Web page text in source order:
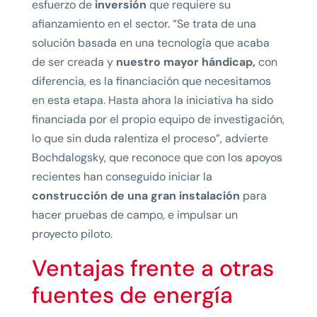
esfuerzo de inversión que requiere su
afianzamiento en el sector. “Se trata de una
solución basada en una tecnología que acaba
de ser creada y nuestro mayor hándicap, con
diferencia, es la financiación que necesitamos
en esta etapa. Hasta ahora la iniciativa ha sido
financiada por el propio equipo de investigación,
lo que sin duda ralentiza el proceso”, advierte
Bochdalogsky, que reconoce que con los apoyos
recientes han conseguido iniciar la
construcción de una gran instalación para
hacer pruebas de campo, e impulsar un
proyecto piloto.
Ventajas frente a otras
fuentes de energía